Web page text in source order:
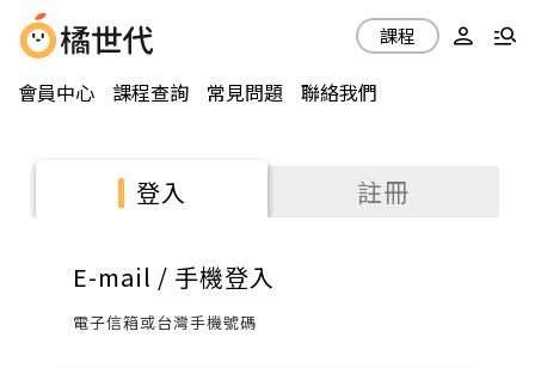
會員中心 課程查詢 常見問題 聯絡我們
課程
登入 註冊
E-mail / 手機登入
電子信箱或台灣手機號碼